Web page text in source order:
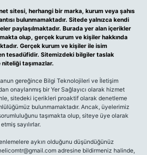
sitesi, herhangi bir marka, kurum veya şahıs
bulunmamaktadır. Sitede yalnızca kendi
paylaşılmaktadır. Burada yer alan içerikler
olup, gerçek kurum ve kişiler hakkında
Gerçek kurum ve kişiler ile isim
tesadüfidir. Sitemizdeki bilgiler taslak
taşımazlar.
gereğince Bilgi Teknolojileri ve İletişim
onaylanmış bir Yer Sağlayıcı olarak hizmet
sitedeki içerikleri proaktif olarak denetleme
bulunmamaktadır. Ancak, üyelerimiz
taşımakta olup, siteye üye olarak
sayılırlar.
aykırı olduğunu düşündüğünüz
adresine bildirmeniz halinde,